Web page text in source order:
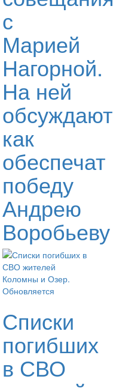
с
Марией
Нагорной.
На ней
обсуждают
как
обеспечат
победу
Андрею
Воробьеву
Списки
погибших
в СВО